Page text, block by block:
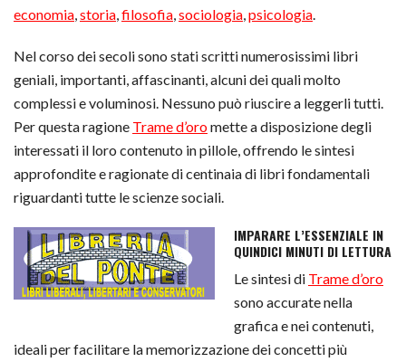
economia storia filosofia sociologia psicologia
Nel corso dei secoli sono stati scritti numerosissimi libri
geniali, importanti, affascinanti, alcuni dei quali molto
complessi e voluminosi. Nessuno può riuscire a leggerli tutti.
Per questa ragione Trame d’oromette a disposizione degli
interessati il loro contenuto in pillole, offrendo le sintesi
approfondite e ragionate di centinaia di libri fondamentali
riguardanti tutte le scienze sociali.
IMPARARE L’ESSENZIALE IN
QUINDICI MINUTI DI LETTURA
Le sintesi di Trame d’oro
sono accurate nella
grafica e nei contenuti,
ideali per facilitare la memorizzazione dei concetti più